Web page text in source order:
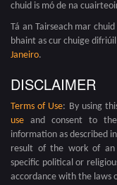
chuid is mó de na
Tá an Tairseach mar
bhaint as cur chuige
Janeiro.
DISCLAIMER
Terms of Use: By using
use and consent to
information as described
result of the work of an
specific political or
accordance with the laws